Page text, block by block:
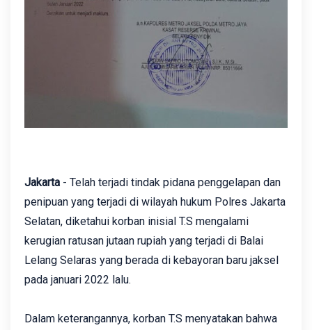
Jakarta - Telah terjadi tindak pidana penggelapan dan
penipuan yang terjadi di wilayah hukum Polres Jakarta
Selatan, diketahui korban inisial T.S mengalami
kerugian ratusan jutaan rupiah yang terjadi di Balai
Lelang Selaras yang berada di kebayoran baru jaksel
pada januari 2022 lalu.
Dalam keterangannya, korban T.S menyatakan bahwa